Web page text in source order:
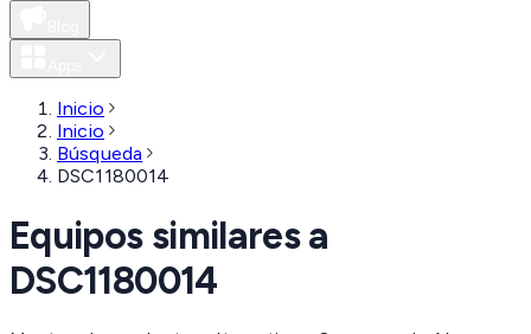
Inicio
Inicio
Búsqueda
DSC1180014
Equipos similares a
DSC1180014